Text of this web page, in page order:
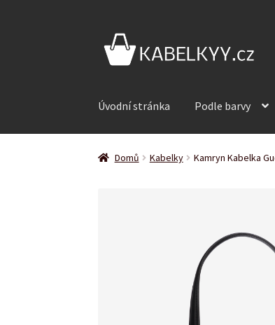
Přeskočit
na
Přejít
Úvodní stránka Podle barvy
Domů Kabelky Kamryn Kabelka